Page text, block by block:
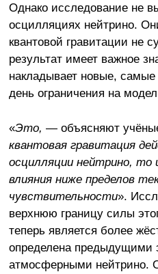
Однако исследование не
осцилляциях нейтрино.
квантовой гравитации не
результат имеет важное
накладывает новые,
день ограничения на
«Это, — объясняют
квантовая гравитация
осцилляции нейтрино, то
влияния ниже пределов
чувствительности».
верхнюю границу силы
теперь является более
определена предыдущими
атмосферными нейтрино.